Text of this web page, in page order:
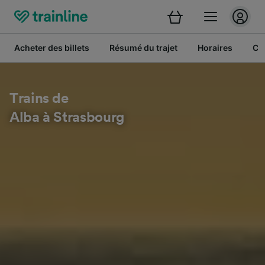
Acheter des billets Résumé du trajet Horaires
Trains de
Alba à Strasbourg